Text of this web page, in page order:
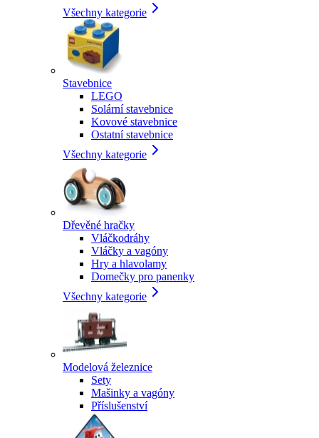
Všechny kategorie
Stavebnice
LEGO
Solární stavebnice
Kovové stavebnice
Ostatní stavebnice
Všechny kategorie
Dřevěné hračky
Vláčkodráhy
Vláčky a vagóny
Hry a hlavolamy
Domečky pro panenky
Všechny kategorie
Modelová železnice
Sety
Mašinky a vagóny
Příslušenství